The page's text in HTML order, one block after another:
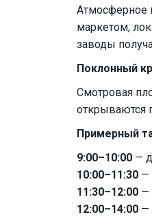
Атмосферное
маркетом,
заводы
Поклонный
Смотровая
открываются
Примерный
9:00–10:00 —
10:00–11:30 —
11:30–12:00 —
12:00–14:00 —